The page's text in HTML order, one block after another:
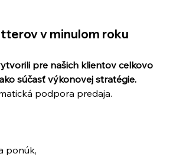
v minulom roku
pre našich klientov celkovo
súčasť výkonovej stratégie.
podpora predaja.
ponúk,